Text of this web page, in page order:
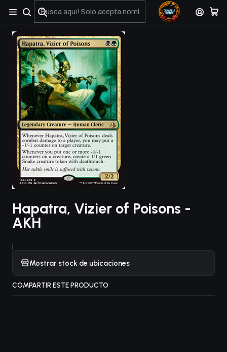
No olviden reportar sus depositos y transferencias por Whatsapp
Hapatra, Vizier of Poisons -
AKH
|
Mostrar stock de ubicaciones
COMPARTIR ESTE PRODUCTO